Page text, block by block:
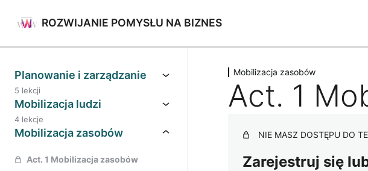
ROZWIJANIE POMYSŁU NA BIZNES
Planowanie i zarządzanie
5 lekcji
Mobilizacja ludzi
4 lekcje
Mobilizacja zasobów
Act. 1 Mobilizacja zasobów
Mobilizacja zasobów
Act. 1
NIE MASZ DOSTĘPU DO
Zarejestruj się